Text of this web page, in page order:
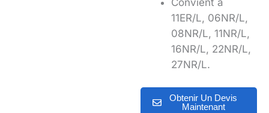
11ER/L, 06NR/L,
08NR/L, 11NR/L,
16NR/L, 22NR/L,
27NR/L.
Obtenir Un Devis
Maintenant